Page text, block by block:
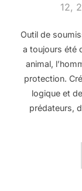
12,
Outil de
a toujours été
animal,
protection.
logique et
prédateurs,